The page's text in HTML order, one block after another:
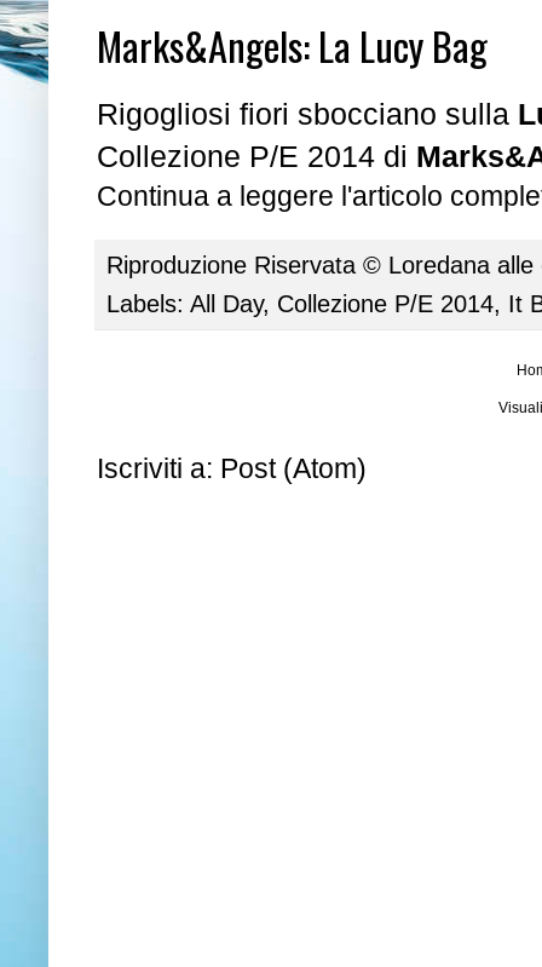
Marks&Angels: La Lucy Bag
Rigogliosi fiori sbocciano sulla
Collezione P/E 2014 di
Continua a leggere l'articolo
Riproduzione Riservata © Loredana
Labels: All Day, Collezione P/E 2014, It
Iscriviti a: Post (Atom)